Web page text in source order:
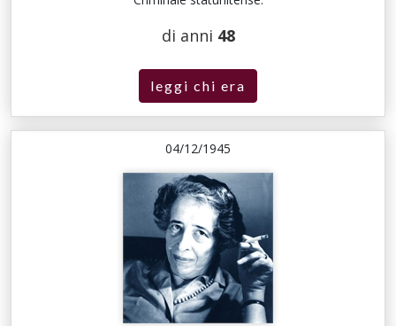
di anni 48
leggi chi era
04/12/1945